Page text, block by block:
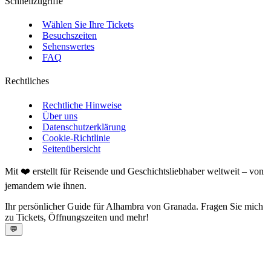
Wählen Sie Ihre Tickets
Besuchszeiten
Sehenswertes
FAQ
Rechtliches
Rechtliche Hinweise
Über uns
Datenschutzerklärung
Cookie-Richtlinie
Seitenübersicht
Mit ❤️ erstellt für Reisende und Geschichtsliebhaber weltweit – von
jemandem wie ihnen.
Ihr persönlicher Guide für Alhambra von Granada. Fragen Sie mich
zu Tickets, Öffnungszeiten und mehr!
💬